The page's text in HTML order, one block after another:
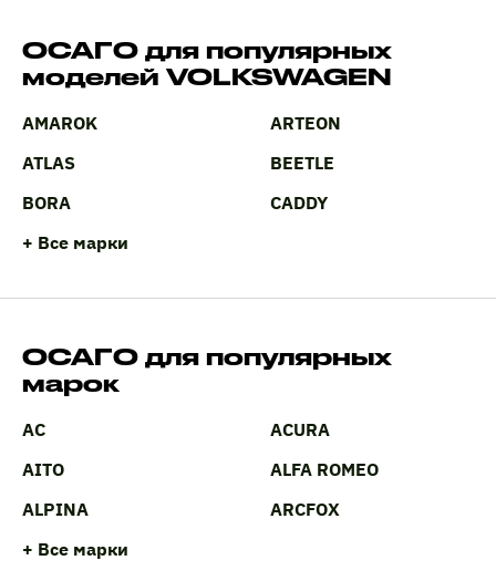
ОСАГО для популярных
моделей VOLKSWAGEN
AMAROK
ARTEON
ATLAS
BEETLE
BORA
CADDY
+ Все марки
ОСАГО для популярных
марок
AC
ACURA
AITO
ALFA ROMEO
ALPINA
ARCFOX
+ Все марки